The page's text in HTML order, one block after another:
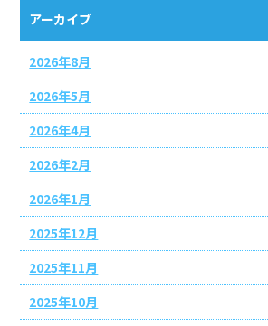
アーカイブ
2026年8月
2026年5月
2026年4月
2026年2月
2026年1月
2025年12月
2025年11月
2025年10月